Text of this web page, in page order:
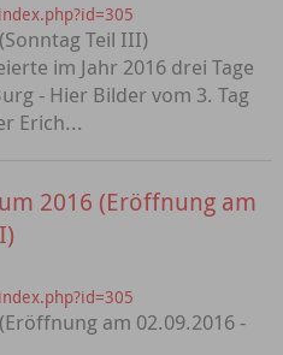
Teil III)
im Jahr 2016 drei Tage
- Hier Bilder vom 3. Tag
Erich...
2016 (Eröffnung am
am 02.09.2016 -